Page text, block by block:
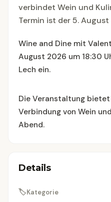
verbindet Wein und
Termin ist der 5.
Wine and Dine mit
August 2026 um 18:30
Lech ein.
Die Veranstaltung bietet
Verbindung von Wein
Abend.
Details
🏷Kategorie